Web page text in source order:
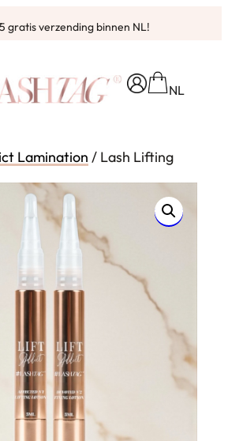
gratis verzending binnen NL!
NL
Lamination / Lash Lifting